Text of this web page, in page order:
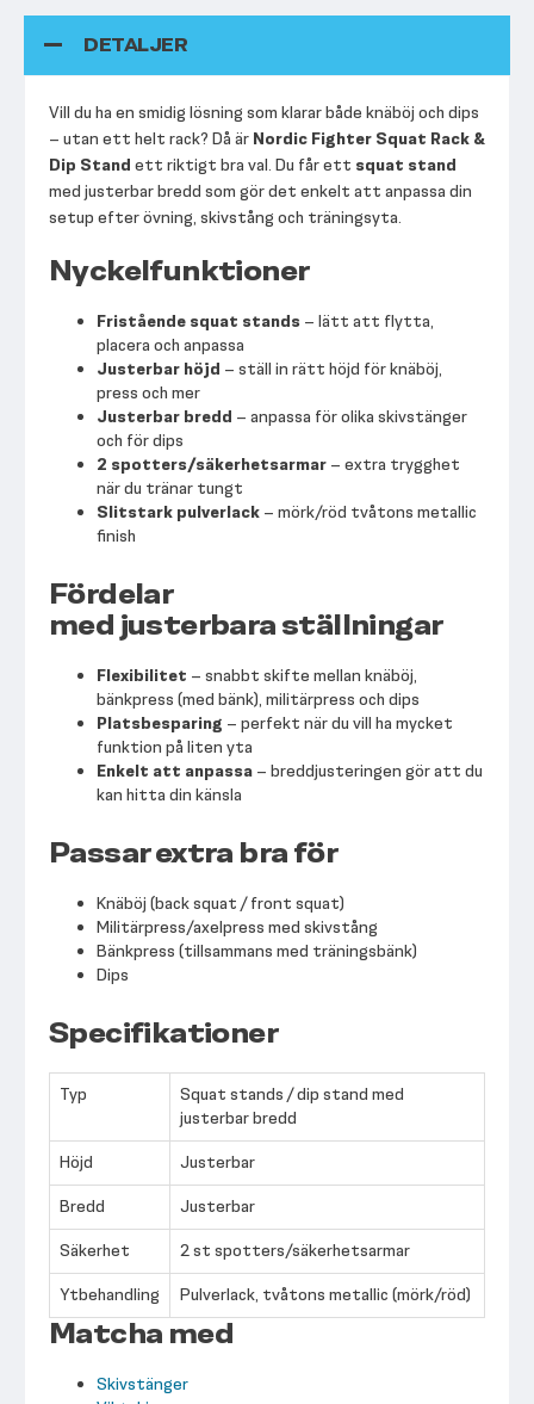
DETALJER
Vill du ha en smidig lösning som klarar både knäböj och dips
– utan ett helt rack? Då är Nordic Fighter Squat Rack &
Dip Stand ett riktigt bra val. Du får ett squat stand
med justerbar bredd som gör det enkelt att anpassa din
setup efter övning, skivstång och träningsyta.
Nyckelfunktioner
Fristående squat stands – lätt att flytta,
placera och anpassa
Justerbar höjd – ställ in rätt höjd för knäböj,
press och mer
Justerbar bredd – anpassa för olika skivstänger
och för dips
2 spotters/säkerhetsarmar – extra trygghet
när du tränar tungt
Slitstark pulverlack – mörk/röd tvåtons metallic
finish
Fördelar
med justerbara ställningar
Flexibilitet – snabbt skifte mellan knäböj,
bänkpress (med bänk), militärpress och dips
Platsbesparing – perfekt när du vill ha mycket
funktion på liten yta
Enkelt att anpassa – breddjusteringen gör att du
kan hitta din känsla
Passar extra bra för
Knäböj (back squat / front squat)
Militärpress/axelpress med skivstång
Bänkpress (tillsammans med träningsbänk)
Dips
Specifikationer
Typ
Squat stands / dip stand med
justerbar bredd
Höjd
Justerbar
Bredd
Justerbar
Säkerhet
2 st spotters/säkerhetsarmar
Ytbehandling
Pulverlack, tvåtons metallic (mörk/röd)
Matcha med
Skivstänger